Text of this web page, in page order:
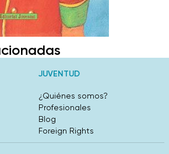
JUVENTUD
¿Quiénes somos?
Profesionales
Blog
Foreign Rights